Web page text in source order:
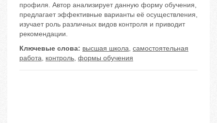
профиля. Автор анализирует данную форму обучения,
предлагает эффективные варианты её осуществления,
изучает роль различных видов контроля и приводит
рекомендации.
Ключевые слова: высшая школа, самостоятельная
работа, контроль, формы обучения